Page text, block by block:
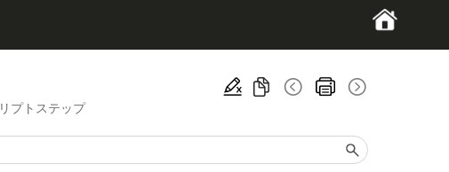
プトステップ